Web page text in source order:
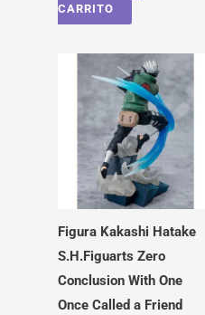
CARRITO
Figura Kakashi Hatake
S.H.Figuarts Zero
Conclusion With One
Once Called a Friend